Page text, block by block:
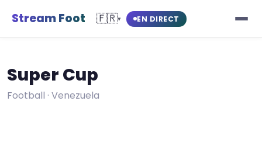
Stream Foot 🇫🇷▾ EN DIRECT
Super Cup
Football · Venezuela